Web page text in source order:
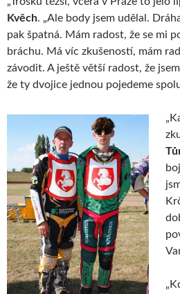
Kvěch. „Ale body jsem udělal.
pak špatná. Mám radost, že se mi
bráchu. Má víc zkušeností, mám
závodit. A ještě větší radost, že
že ty dvojice jednou pojedeme